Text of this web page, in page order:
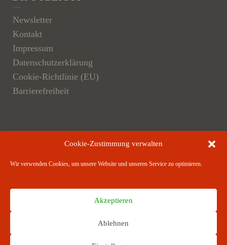
Cookie-Zustimmung verwalten
Wir verwenden Cookies, um unsere Website und unseren Service zu optimieren.
Akzeptieren
Ablehnen
Newsletter
Kontakt
Impressum
Datenschutzerklärung
Cookie-Richtlinie (EU)
Barrierefreiheit